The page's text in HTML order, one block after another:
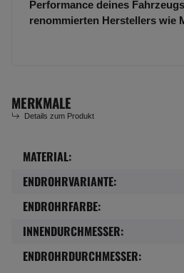
Performance deines
renommierten Herstellers wie
MERKMALE
Details zum Produkt
Produkteigenschaft
Wert
MATERIAL:
ENDROHRVARIANTE:
ENDROHRFARBE:
INNENDURCHMESSER:
ENDROHRDURCHMESSER: